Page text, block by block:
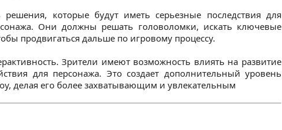
которые будут иметь серьезные последствия для
Они должны решать головоломки, искать ключевые
продвигаться дальше по игровому процессу.
Зрители имеют возможность влиять на развитие
для персонажа. Это создает дополнительный уровень
делая его более захватывающим и увлекательным